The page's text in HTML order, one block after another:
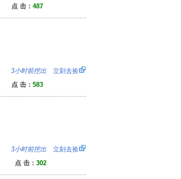
点 击： 487
3小时前挖出 立刻去捡
点 击： 583
3小时前挖出 立刻去捡
点 击： 302